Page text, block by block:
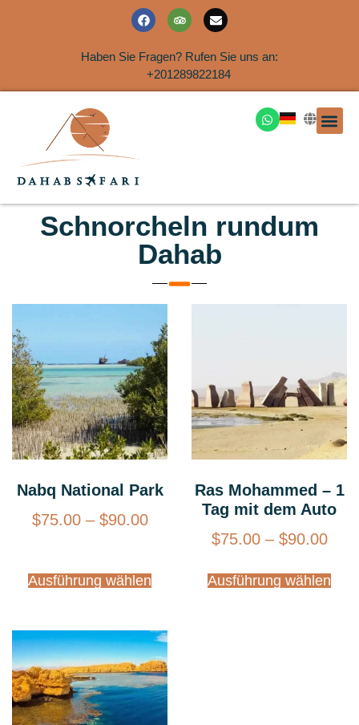
Haben Sie Fragen? Rufen Sie uns an:
+201289822184
Schnorcheln rundum
Dahab
Nabq National Park
$75.00 – $90.00
Ausführung wählen
Ras Mohammed – 1
Tag mit dem Auto
$75.00 – $90.00
Ausführung wählen